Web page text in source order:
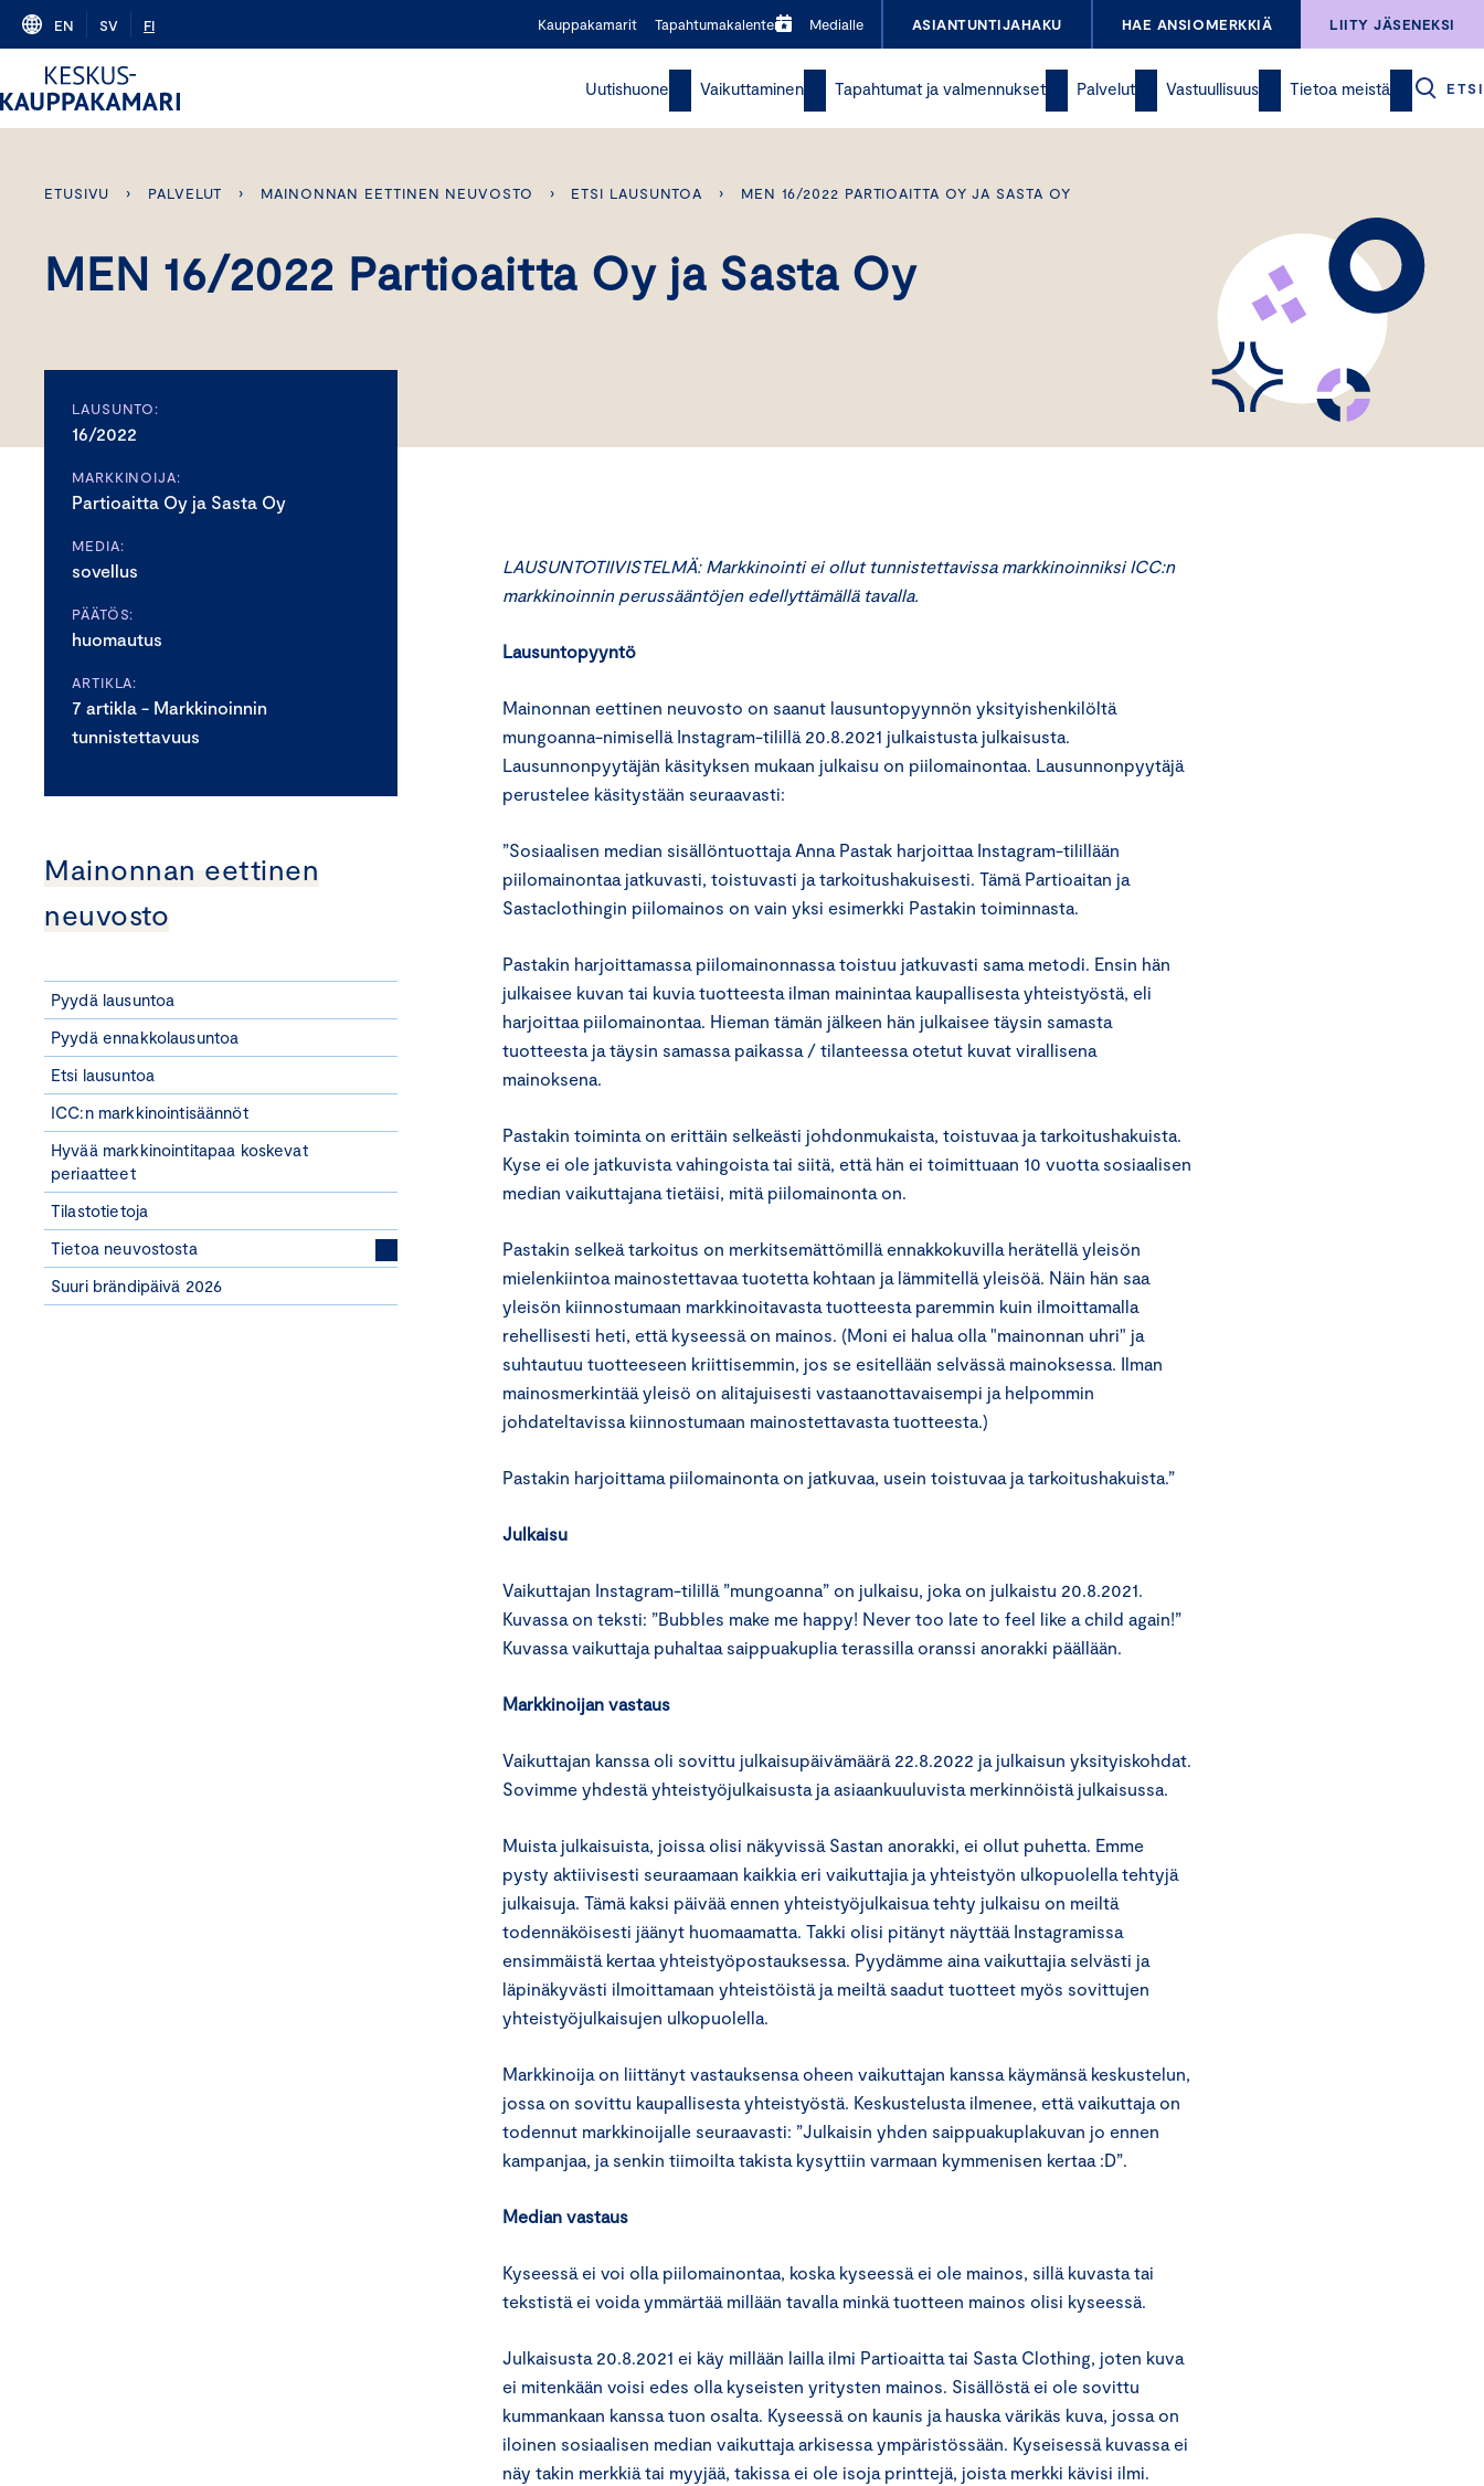
Skip
content
EN SV FI Kauppakamarit Tapahtumakalenteri Medialle ASIANTUNTIJAHAKU HAE ANSIOMERKKIÄ LIITY JÄSENEKSI
Uutishuone Vaikuttaminen Tapahtumat ja valmennukset Palvelut Vastuullisuus Tietoa meistä ETSI
ETUSIVU › PALVELUT › MAINONNAN EETTINEN NEUVOSTO › ETSI LAUSUNTOA › MEN 16/2022 PARTIOAITTA OY JA SASTA OY
MEN 16/2022 Partioaitta Oy ja Sasta Oy
LAUSUNTO:
16/2022
MARKKINOIJA:
Partioaitta Oy ja Sasta Oy
MEDIA:
sovellus
PÄÄTÖS:
huomautus
ARTIKLA:
7 artikla - Markkinoinnin
tunnistettavuus
Mainonnan eettinen
neuvosto
Pyydä lausuntoa
Pyydä ennakkolausuntoa
Etsi lausuntoa
ICC:n markkinointisäännöt
Hyvää markkinointitapaa koskevat
periaatteet
Tilastotietoja
Tietoa neuvostosta
Suuri brändipäivä 2026
LAUSUNTOTIIVISTELMÄ: Markkinointi ei ollut tunnistettavissa markkinoinniksi ICC:n
markkinoinnin perussääntöjen edellyttämällä tavalla.
Lausuntopyyntö
Mainonnan eettinen neuvosto on saanut lausuntopyynnön yksityishenkilöltä
mungoanna-nimisellä Instagram-tilillä 20.8.2021 julkaistusta julkaisusta.
Lausunnonpyytäjän käsityksen mukaan julkaisu on piilomainontaa. Lausunnonpyytäjä
perustelee käsitystään seuraavasti:
”Sosiaalisen median sisällöntuottaja Anna Pastak harjoittaa Instagram-tilillään
piilomainontaa jatkuvasti, toistuvasti ja tarkoitushakuisesti. Tämä Partioaitan ja
Sastaclothingin piilomainos on vain yksi esimerkki Pastakin toiminnasta.
Pastakin harjoittamassa piilomainonnassa toistuu jatkuvasti sama metodi. Ensin hän
julkaisee kuvan tai kuvia tuotteesta ilman mainintaa kaupallisesta yhteistyöstä, eli
harjoittaa piilomainontaa. Hieman tämän jälkeen hän julkaisee täysin samasta
tuotteesta ja täysin samassa paikassa / tilanteessa otetut kuvat virallisena
mainoksena.
Pastakin toiminta on erittäin selkeästi johdonmukaista, toistuvaa ja tarkoitushakuista.
Kyse ei ole jatkuvista vahingoista tai siitä, että hän ei toimittuaan 10 vuotta sosiaalisen
median vaikuttajana tietäisi, mitä piilomainonta on.
Pastakin selkeä tarkoitus on merkitsemättömillä ennakkokuvilla herätellä yleisön
mielenkiintoa mainostettavaa tuotetta kohtaan ja lämmitellä yleisöä. Näin hän saa
yleisön kiinnostumaan markkinoitavasta tuotteesta paremmin kuin ilmoittamalla
rehellisesti heti, että kyseessä on mainos. (Moni ei halua olla "mainonnan uhri" ja
suhtautuu tuotteeseen kriittisemmin, jos se esitellään selvässä mainoksessa. Ilman
mainosmerkintää yleisö on alitajuisesti vastaanottavaisempi ja helpommin
johdateltavissa kiinnostumaan mainostettavasta tuotteesta.)
Pastakin harjoittama piilomainonta on jatkuvaa, usein toistuvaa ja tarkoitushakuista.”
Julkaisu
Vaikuttajan Instagram-tilillä ”mungoanna” on julkaisu, joka on julkaistu 20.8.2021.
Kuvassa on teksti: ”Bubbles make me happy! Never too late to feel like a child again!”
Kuvassa vaikuttaja puhaltaa saippuakuplia terassilla oranssi anorakki päällään.
Markkinoijan vastaus
Vaikuttajan kanssa oli sovittu julkaisupäivämäärä 22.8.2022 ja julkaisun yksityiskohdat.
Sovimme yhdestä yhteistyöjulkaisusta ja asiaankuuluvista merkinnöistä julkaisussa.
Muista julkaisuista, joissa olisi näkyvissä Sastan anorakki, ei ollut puhetta. Emme
pysty aktiivisesti seuraamaan kaikkia eri vaikuttajia ja yhteistyön ulkopuolella tehtyjä
julkaisuja. Tämä kaksi päivää ennen yhteistyöjulkaisua tehty julkaisu on meiltä
todennäköisesti jäänyt huomaamatta. Takki olisi pitänyt näyttää Instagramissa
ensimmäistä kertaa yhteistyöpostauksessa. Pyydämme aina vaikuttajia selvästi ja
läpinäkyvästi ilmoittamaan yhteistöistä ja meiltä saadut tuotteet myös sovittujen
yhteistyöjulkaisujen ulkopuolella.
Markkinoija on liittänyt vastauksensa oheen vaikuttajan kanssa käymänsä keskustelun,
jossa on sovittu kaupallisesta yhteistyöstä. Keskustelusta ilmenee, että vaikuttaja on
todennut markkinoijalle seuraavasti: ”Julkaisin yhden saippuakuplakuvan jo ennen
kampanjaa, ja senkin tiimoilta takista kysyttiin varmaan kymmenisen kertaa :D”.
Median vastaus
Kyseessä ei voi olla piilomainontaa, koska kyseessä ei ole mainos, sillä kuvasta tai
tekstistä ei voida ymmärtää millään tavalla minkä tuotteen mainos olisi kyseessä.
Julkaisusta 20.8.2021 ei käy millään lailla ilmi Partioaitta tai Sasta Clothing, joten kuva
ei mitenkään voisi edes olla kyseisten yritysten mainos. Sisällöstä ei ole sovittu
kummankaan kanssa tuon osalta. Kyseessä on kaunis ja hauska värikäs kuva, jossa on
iloinen sosiaalisen median vaikuttaja arkisessa ympäristössään. Kyseisessä kuvassa ei
näy takin merkkiä tai myyjää, takissa ei ole isoja printtejä, joista merkki kävisi ilmi.